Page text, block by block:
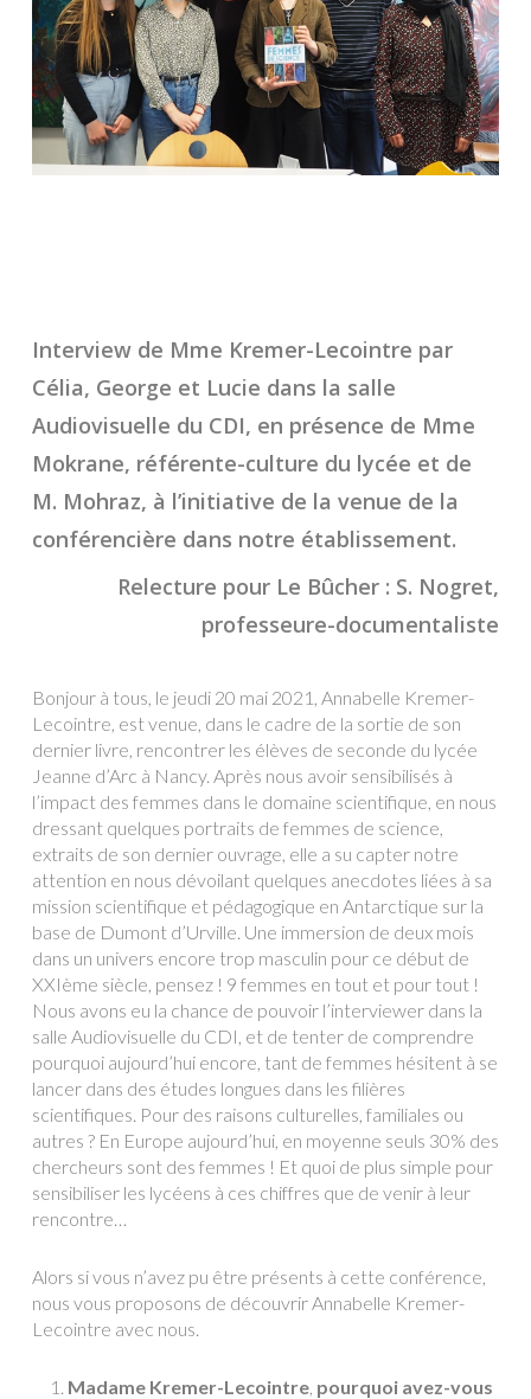
Interview de Mme Kremer-Lecointre par
Célia, George et Lucie dans la salle
Audiovisuelle du CDI, en présence de Mme
Mokrane, référente-culture du lycée et de
M. Mohraz, à l’initiative de la venue de la
conférencière dans notre établissement.
Relecture pour Le Bûcher : S. Nogret,
professeure-documentaliste
Bonjour à tous, le jeudi 20 mai 2021, Annabelle Kremer-
Lecointre, est venue, dans le cadre de la sortie de son
dernier livre, rencontrer les élèves de seconde du lycée
Jeanne d’Arc à Nancy. Après nous avoir sensibilisés à
l’impact des femmes dans le domaine scientifique, en nous
dressant quelques portraits de femmes de science,
extraits de son dernier ouvrage, elle a su capter notre
attention en nous dévoilant quelques anecdotes liées à sa
mission scientifique et pédagogique en Antarctique sur la
base de Dumont d’Urville. Une immersion de deux mois
dans un univers encore trop masculin pour ce début de
XXIème siècle, pensez ! 9 femmes en tout et pour tout !
Nous avons eu la chance de pouvoir l’interviewer dans la
salle Audiovisuelle du CDI, et de tenter de comprendre
pourquoi aujourd’hui encore, tant de femmes hésitent à se
lancer dans des études longues dans les filières
scientifiques. Pour des raisons culturelles, familiales ou
autres ? En Europe aujourd’hui, en moyenne seuls 30% des
chercheurs sont des femmes ! Et quoi de plus simple pour
sensibiliser les lycéens à ces chiffres que de venir à leur
rencontre…
Alors si vous n’avez pu être présents à cette conférence,
nous vous proposons de découvrir Annabelle Kremer-
Lecointre avec nous.
Madame Kremer-Lecointre, pourquoi avez-vous